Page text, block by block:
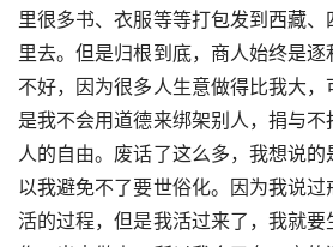
里很多书、衣服等等打包发到西藏
里去。但是归根到底，商人始终是
不好，因为很多人生意做得比我大
是我不会用道德来绑架别人，捐与
人的自由。废话了这么多，我想说
以我避免不了要世俗化。因为我说
活的过程，但是我活过来了，我就